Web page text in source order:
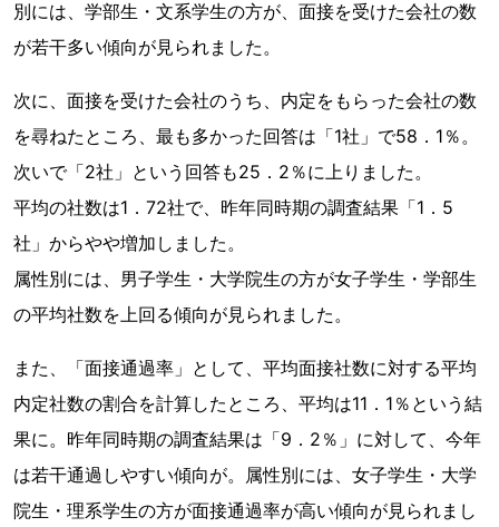
別には、学部生・文系学生の方が、面接を受けた会社の数
が若干多い傾向が見られました。
次に、面接を受けた会社のうち、内定をもらった会社の数
を尋ねたところ、最も多かった回答は「1社」で58．1％。
次いで「2社」という回答も25．2％に上りました。
平均の社数は1．72社で、昨年同時期の調査結果「1．5
社」からやや増加しました。
属性別には、男子学生・大学院生の方が女子学生・学部生
の平均社数を上回る傾向が見られました。
また、「面接通過率」として、平均面接社数に対する平均
内定社数の割合を計算したところ、平均は11．1％という結
果に。昨年同時期の調査結果は「9．2％」に対して、今年
は若干通過しやすい傾向が。属性別には、女子学生・大学
院生・理系学生の方が面接通過率が高い傾向が見られまし